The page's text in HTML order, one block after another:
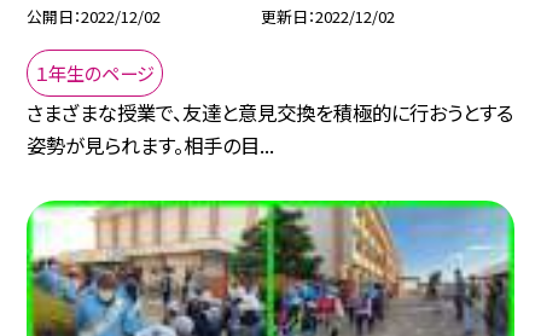
公開日 2022/12/02 更新日 2022/12/02
１年生のページ
さまざまな授業で、友達と意見交換を積極的に行おうとする
姿勢が見られます。相手の目...